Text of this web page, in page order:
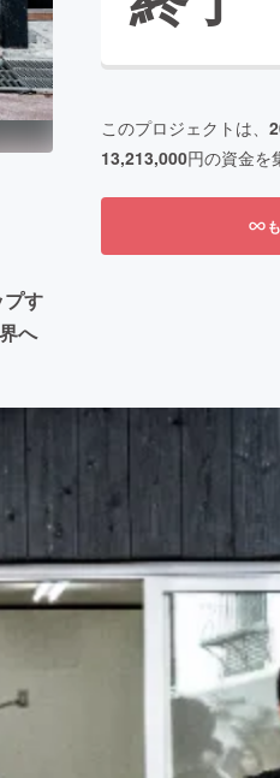
す
へ
このプロジェクトは、
13,213,000円の資金を